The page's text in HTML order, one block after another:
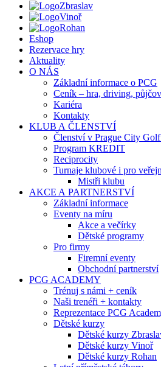
Zbraslav
Vinoř
Rohan
Eshop
Rezervace hry
Aktuality
O NÁS
Základní informace o PCG
Ceník – hra, driving,
Kariéra
Kontakty
KLUB A ČLENSTVÍ
Členství v Prague City
Program KREDIT
Reciprocity
Turnaje klubové i pro
Mistři klubu
AKCE A PARTNERSTVÍ
Základní informace
Eventy na míru
Akce a večírky
Dětské programy
Pro firmy
Firemní eventy
Obchodní partnerství
PCG ACADEMY
Trénuj s námi + ceník
Naši trenéři + kontakty
Reprezentace PCG
Dětské kurzy
Dětské kurzy
Dětské kurzy Vinoř
Dětské kurzy Rohan